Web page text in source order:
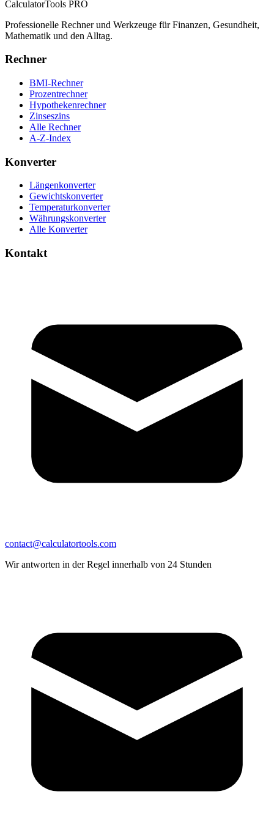
CalculatorTools PRO
Professionelle Rechner und Werkzeuge für Finanzen, Gesundheit,
Mathematik und den Alltag.
Rechner
BMI-Rechner
Prozentrechner
Hypothekenrechner
Zinseszins
Alle Rechner
A-Z-Index
Konverter
Längenkonverter
Gewichtskonverter
Temperaturkonverter
Währungskonverter
Alle Konverter
Kontakt
contact@calculatortools.com
Wir antworten in der Regel innerhalb von 24 Stunden